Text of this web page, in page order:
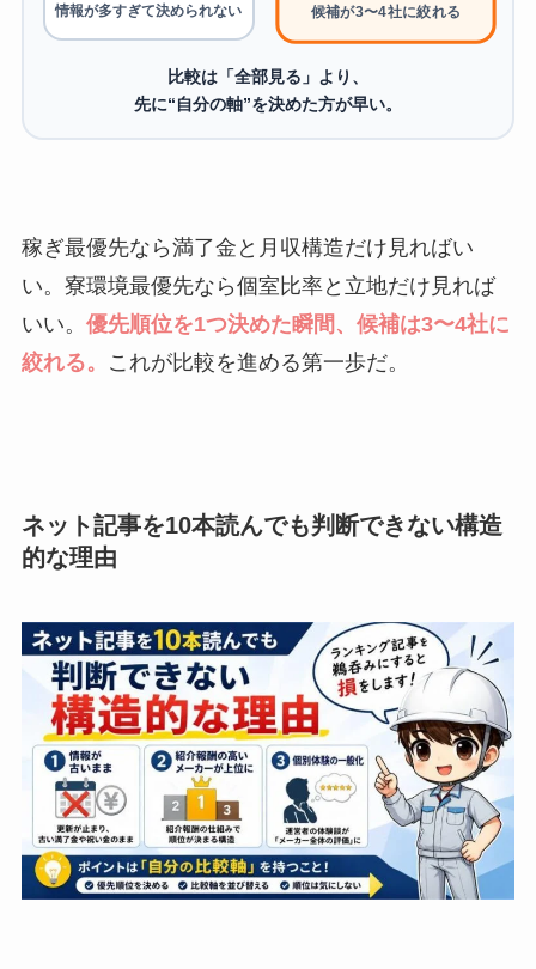
情報が多すぎて決められない 候補が3〜4社に絞れる
比較は「全部見る」より、
先に“自分の軸”を決めた方が早い。
稼ぎ最優先なら満了金と月収構造だけ見ればい
い。寮環境最優先なら個室比率と立地だけ見れば
いい。 優先順位を1つ決めた瞬間、候補は3〜4社に
絞れる。
これが比較を進める第一歩だ。
ネット記事を10本読んでも判断できない構造
的な理由